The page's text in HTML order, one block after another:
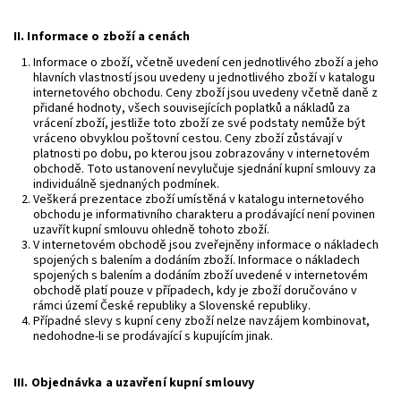
II. Informace o zboží a cenách
Informace o zboží, včetně uvedení cen jednotlivého zboží a jeho
hlavních vlastností jsou uvedeny u jednotlivého zboží v katalogu
internetového obchodu. Ceny zboží jsou uvedeny včetně daně z
přidané hodnoty, všech souvisejících poplatků a nákladů za
vrácení zboží, jestliže toto zboží ze své podstaty nemůže být
vráceno obvyklou poštovní cestou. Ceny zboží zůstávají v
platnosti po dobu, po kterou jsou zobrazovány v internetovém
obchodě. Toto ustanovení nevylučuje sjednání kupní smlouvy za
individuálně sjednaných podmínek.
Veškerá prezentace zboží umístěná v katalogu internetového
obchodu je informativního charakteru a prodávající není povinen
uzavřít kupní smlouvu ohledně tohoto zboží.
V internetovém obchodě jsou zveřejněny informace o nákladech
spojených s balením a dodáním zboží. Informace o nákladech
spojených s balením a dodáním zboží uvedené v internetovém
obchodě platí pouze v případech, kdy je zboží doručováno v
rámci území České republiky a Slovenské republiky.
Případné slevy s kupní ceny zboží nelze navzájem kombinovat,
nedohodne-li se prodávající s kupujícím jinak.
III. Objednávka a uzavření kupní smlouvy